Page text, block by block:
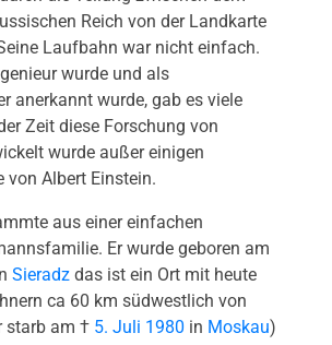
Reich von der Landkarte
Laufbahn war nicht einfach.
wurde und als
anerkannt wurde, gab es viele
Zeit diese Forschung von
wurde außer einigen
von Albert Einstein.
aus einer einfachen
Er wurde geboren am
Sieradz das ist ein Ort mit heute
ca 60 km südwestlich von
starb am † 5. Juli 1980 in Moskau)